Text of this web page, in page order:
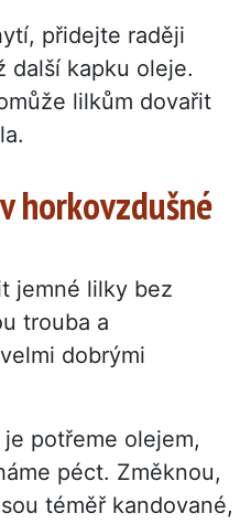
přidejte raději
další kapku oleje.
lilkům dovařit
horkovzdušné
jemné lilky bez
trouba a
dobrými
potřeme olejem,
péct. Změknou,
téměř kandované,